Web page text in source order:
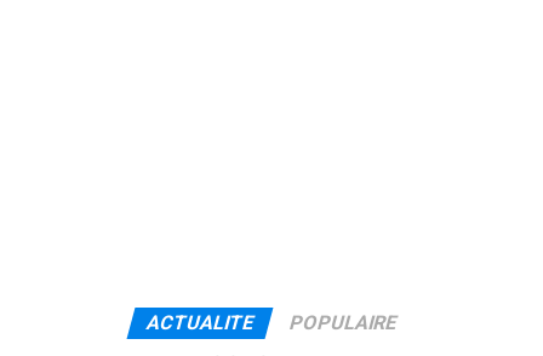
ACTUALITE POPULAIRE